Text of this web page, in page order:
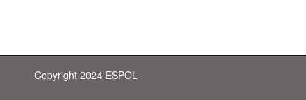
Copyright 2024 ESPOL